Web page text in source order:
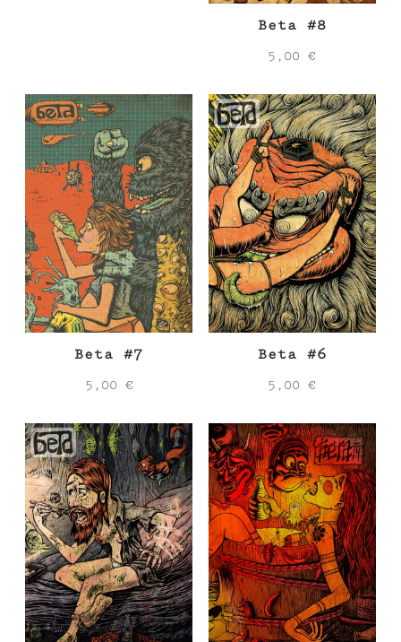
Beta #8
5,00€
Beta #7
5,00 €
Beta #6
5,00€